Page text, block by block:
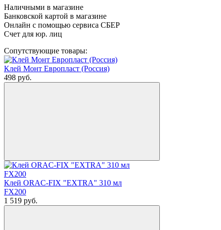
Наличными в магазине
Банковской картой в магазине
Онлайн с помощью сервиса СБЕР
Счет для юр. лиц
Сопутствующие товары:
Клей Монт Европласт (Россия)
498 руб.
Клей ORAC-FIX "EXTRA" 310 мл
FX200
1 519 руб.